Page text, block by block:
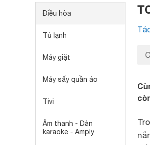
Điều hòa
Tủ lạnh
Máy giặt
Máy sấy quần áo
Tivi
Âm thanh - Dàn
karaoke - Amply